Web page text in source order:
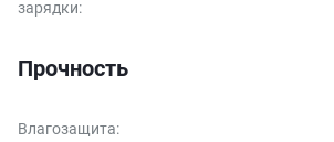
зарядки:
Прочность
Влагозащита: